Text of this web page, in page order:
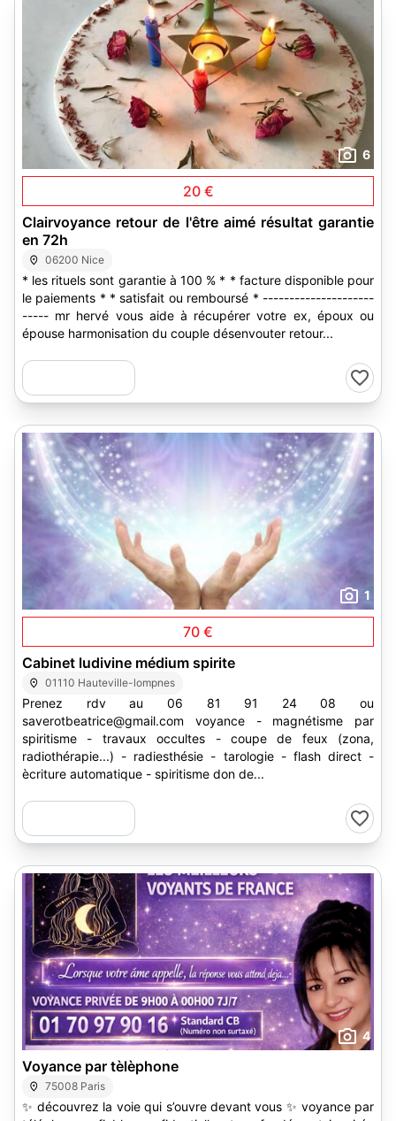
6
20 €
Clairvoyance retour de l'être aimé résultat garantie
en 72h
06200 Nice
* les rituels sont garantie à 100 % * * facture disponible pour
le paiements * * satisfait ou remboursé * ---------------------
----- mr hervé vous aide à récupérer votre ex, époux ou
épouse harmonisation du couple désenvouter retour...
1
70 €
Cabinet ludivine médium spirite
01110 Hauteville-lompnes
Prenez rdv au 06 81 91 24 08 ou
saverotbeatrice@gmail.com voyance - magnétisme par
spiritisme - travaux occultes - coupe de feux (zona,
radiothérapie...) - radiesthésie - tarologie - flash direct -
ècriture automatique - spiritisme don de...
4
Voyance par tèlèphone
75008 Paris
✨ découvrez la voie qui s’ouvre devant vous ✨ voyance par